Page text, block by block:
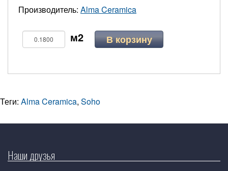
Производитель: Alma Ceramica
В корзину
Теги: Alma Ceramica, Soho
Наши друзья